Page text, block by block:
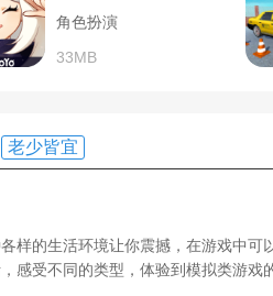
角色扮演
33MB
老少皆宜
样的生活环境让你震撼，在游戏中可
感受不同的类型，体验到模拟类游戏